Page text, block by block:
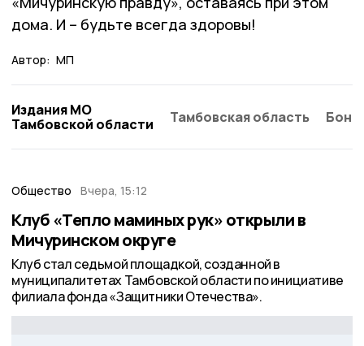
дома. И – будьте всегда здоровы!
Автор: МП
Издания МО
Тамбовской области
Тамбовская область
Общество Вчера, 15:12
Клуб «Тепло маминых рук» открыли в
Мичуринском округе
Клуб стал седьмой площадкой, созданной в
муниципалитетах Тамбовской области по инициативе
филиала фонда «Защитники Отечества».